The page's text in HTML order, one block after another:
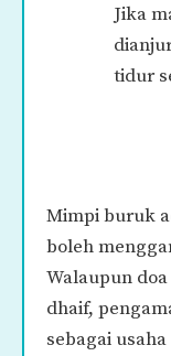
Jika
tidur
Mimpi buruk
boleh
Walaupun
dhaif,
sebagai